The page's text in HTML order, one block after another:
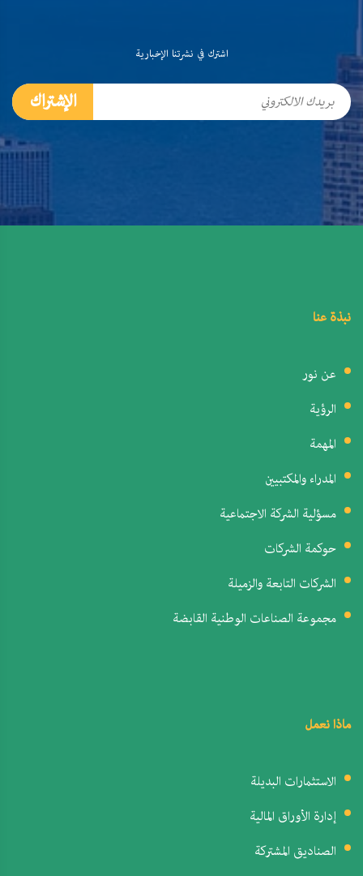
اشترك في نشرتنا الإخبارية
الإشتراك
نبذة عنا
عن نور
الرؤية
المهمة
المدراء والمكتبيين
مسؤلية الشركة الاجتماعية
حوكمة الشركات
الشركات التابعة والزميلة
مجموعة الصناعات الوطنية القابضة
ماذا نعمل
الاستثمارات البديلة
إدارة الأوراق المالية
الصناديق المشتركة